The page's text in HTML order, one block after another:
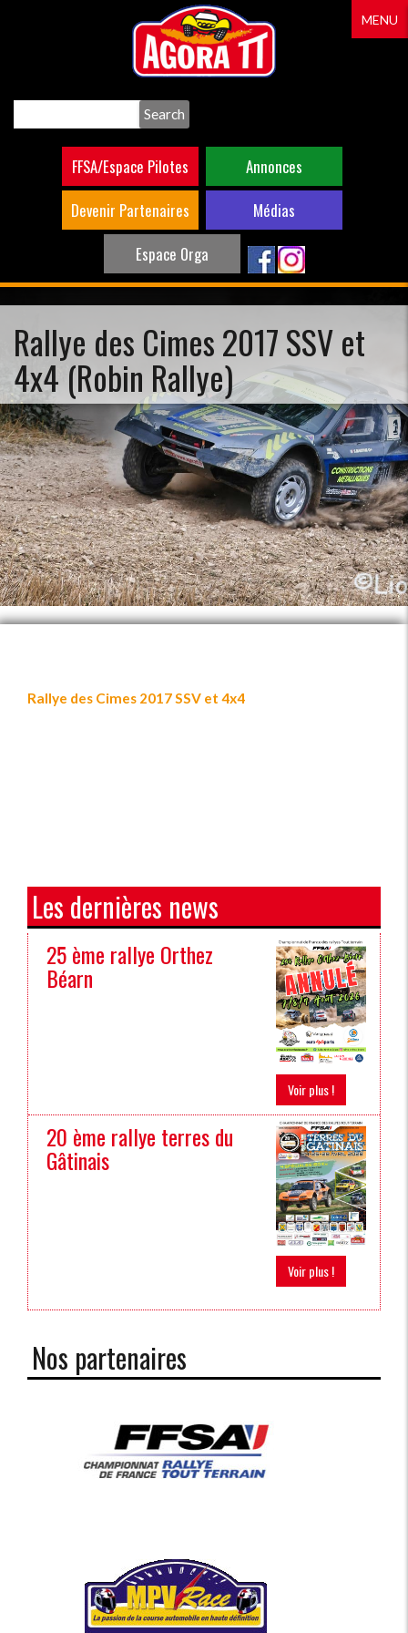
FFSA/Espace Pilotes
Annonces
Devenir Partenaires
Médias
Espace Orga
MENU
Rallye des Cimes 2017 SSV et
4x4 (Robin Rallye)
Rallye des Cimes 2017 SSV et 4x4
Les dernières news
25 ème rallye Orthez
Béarn
Voir plus !
20 ème rallye terres du
Gâtinais
Voir plus !
Nos partenaires